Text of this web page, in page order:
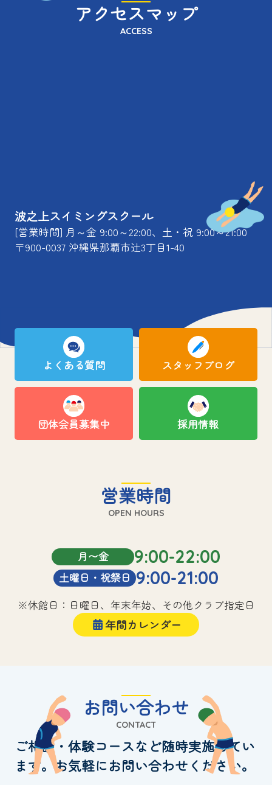
アクセスマップ
ACCESS
波之上スイミングスクール
[営業時間] 月～金 9:00～22:00、土・祝 9:00～21:00
〒900-0037 沖縄県那覇市辻3丁目1-40
よくある質問 スタッフブログ
団体会員募集中 採用情報
営業時間
OPEN HOURS
月〜金 9:00-22:00
土曜日・祝祭日 9:00-21:00
※休館日：日曜日、年末年始、その他クラブ指定日
年間カレンダー
お問い合わせ
CONTACT
ご相談・体験コースなど随時実施してい
ます。お気軽にお問い合わせください。